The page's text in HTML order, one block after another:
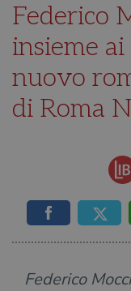
Federico
insieme
nuovo
di Roma
Federico